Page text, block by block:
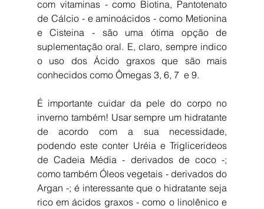
com vitaminas - como Biotina, Pantotenato
de Cálcio - e aminoácidos - como Metionina
e Cisteina - são uma ótima opção de
suplementação oral. E, claro, sempre indico
o uso dos Ácido graxos que são mais
conhecidos como Ômegas 3, 6, 7  e 9.
É importante cuidar da pele do corpo no
inverno também! Usar sempre um hidratante
de acordo com a sua necessidade,
podendo este conter Uréia e Triglicerideos
de Cadeia Média - derivados de coco -;
como também Óleos vegetais - derivados do
Argan -; é interessante que o hidratante seja
rico em ácidos graxos - como o linolênico e